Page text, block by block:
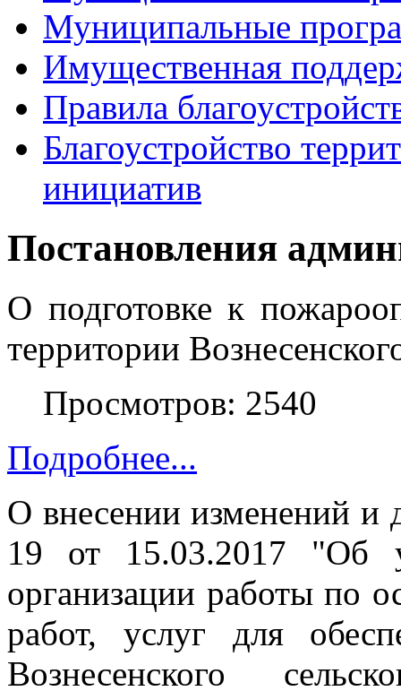
Муниципальные
Имущественная
Правила
Благоустройство
инициатив
Постановления
О подготовке к
территории
Просмотров: 2540
Подробнее...
О внесении изменений и
19 от 15.03.2017 "Об
организации работы по
работ, услуг для
Вознесенского